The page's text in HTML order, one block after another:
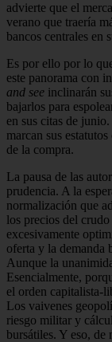
advierte que el
verano que traería
bancos centrales en
Es por ello por lo
este panorama con
and see inclinarán
bajarlos para
en sus citas de
marcan sus
de la compra.
La pausa de las
prudencia. A la
normalización que
los precios del
excesivamente
oferta y la demanda
Aunque la
Esencialmente,
el orden capitalista-
Los vaivenes
riesgo militar y
bursátiles. Y eso, de